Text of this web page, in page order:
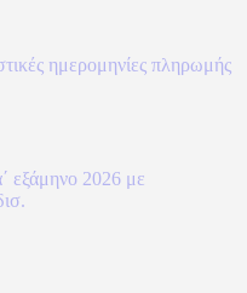
ημερομηνίες πληρωμής
εξάμηνο 2026 με